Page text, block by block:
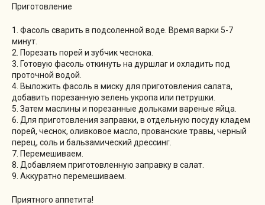
Приготовление
1. Фасоль сварить в подсоленной воде. Время варки 5-7
минут.
2. Порезать порей и зубчик чеснока.
3. Готовую фасоль откинуть на дуршлаг и охладить под
проточной водой.
4. Выложить фасоль в миску для приготовления салата,
добавить порезанную зелень укропа или петрушки.
5. Затем маслины и порезанные дольками вареные яйца.
6. Для приготовления заправки, в отдельную посуду кладем
порей, чеснок, оливковое масло, прованские травы, черный
перец, соль и бальзамический дрессинг.
7. Перемешиваем.
8. Добавляем приготовленную заправку в салат.
9. Аккуратно перемешиваем.
Приятного аппетита!